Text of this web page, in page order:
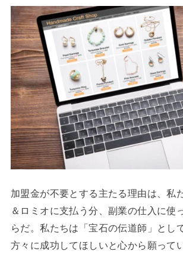
加盟金が不要とする主たる理由は、私
＆ロミオに支払う分、副業の仕入に使
らだ。私たちは「宝石の伝道師」とし
方々に成功してほしいと心から願って